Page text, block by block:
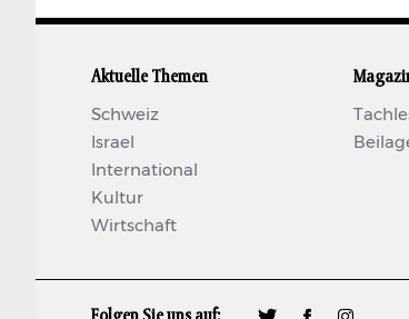
Aktuelle Themen
Schweiz
Israel
International
Kultur
Wirtschaft